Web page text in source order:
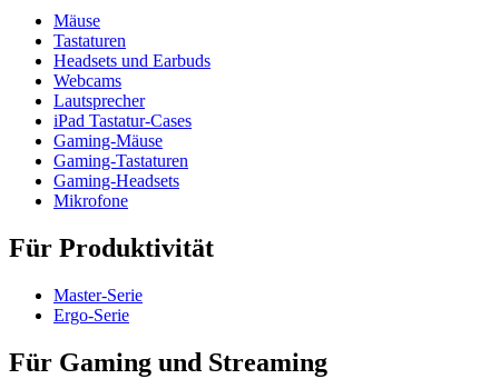
Mäuse
Tastaturen
Headsets und Earbuds
Webcams
Lautsprecher
iPad Tastatur-Cases
Gaming-Mäuse
Gaming-Tastaturen
Gaming-Headsets
Mikrofone
Für Produktivität
Master-Serie
Ergo-Serie
Für Gaming und Streaming